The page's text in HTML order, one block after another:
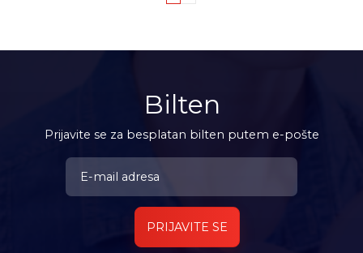
Bilten
Prijavite se za besplatan bilten putem e-pošte
PRIJAVITE SE